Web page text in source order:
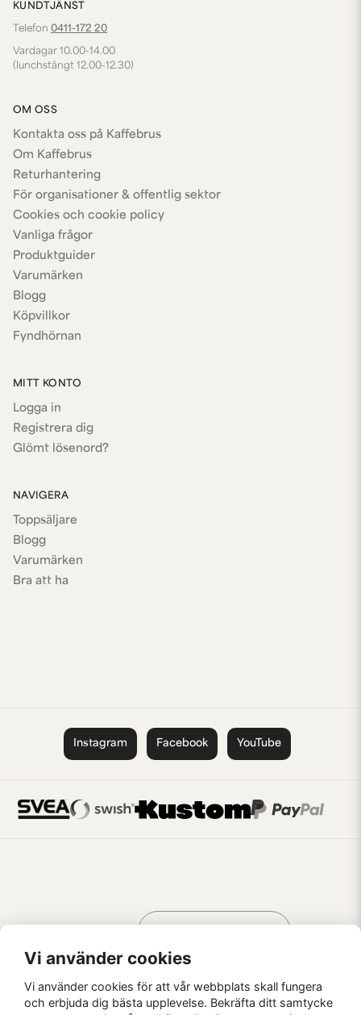
KUNDTJÄNST
Telefon 0411-172 20
Vardagar 10.00-14.00
(lunchstängt 12.00-12.30)
OM OSS
Kontakta oss på Kaffebrus
Om Kaffebrus
Returhantering
För organisationer & offentlig sektor
Cookies och cookie policy
Vanliga frågor
Produktguider
Varumärken
Blogg
Köpvillkor
Fyndhörnan
MITT KONTO
Logga in
Registrera dig
Glömt lösenord?
NAVIGERA
Toppsäljare
Blogg
Varumärken
Bra att ha
Instagram Facebook YouTube
AV KREATÖRER
Vi använder cookies
Vi använder cookies för att vår webbplats skall fungera
och erbjuda dig bästa upplevelse. Bekräfta ditt samtycke